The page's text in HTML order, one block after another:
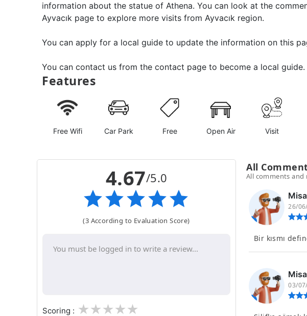
information about the statue of Athena. You can look at the
Ayvacık page to explore more visits from Ayvacık region.
You can apply for a local guide to update the information on this
You can contact us from the contact page to become a local guide.
Features
Free Wifi Car Park Free Open Air Visit
4.67/5.0
(3 According to Evaluation Score)
Scoring : 3
2
1
All
All comments and
26/
Bir kısmı
03/